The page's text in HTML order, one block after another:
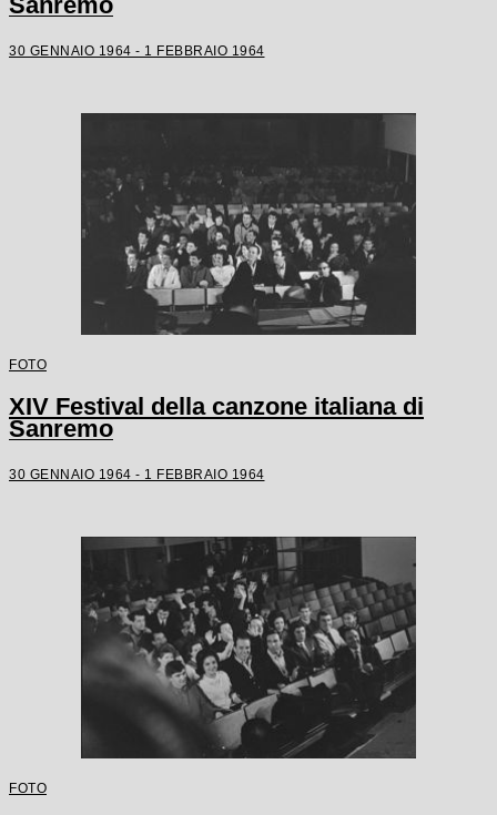
30 GENNAIO 1964 - 1 FEBBRAIO 1964
FOTO
XIV Festival della canzone italiana di
Sanremo
30 GENNAIO 1964 - 1 FEBBRAIO 1964
FOTO